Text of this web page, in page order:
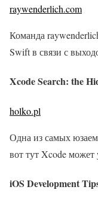
raywenderlich.com
Команда
Swift в связи с
Xcode Search: the
holko.pl
Одна из самых
вот тут Xcode
iOS Development